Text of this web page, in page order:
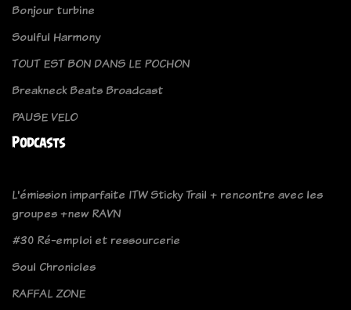
Bonjour turbine
Soulful Harmony
TOUT EST BON DANS LE POCHON
Breakneck Beats Broadcast
PAUSE VELO
Podcasts
L'émission imparfaite ITW Sticky Trail + rencontre avec les
groupes +new RAVN
#30 Ré-emploi et ressourcerie
Soul Chronicles
RAFFAL ZONE